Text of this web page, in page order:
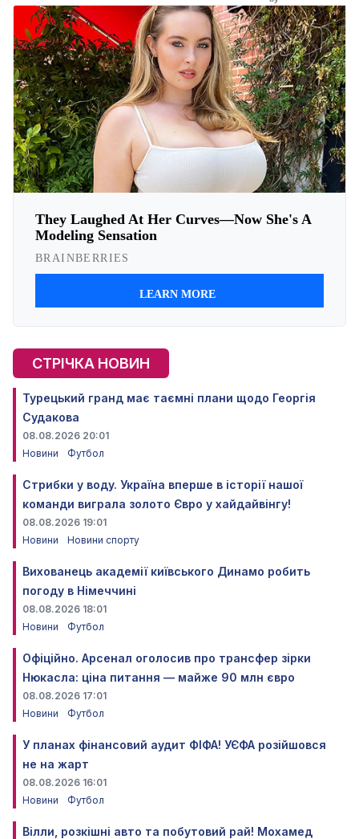
СТРІЧКА НОВИН
Турецький гранд має таємні плани щодо Георгія
Судакова
08.08.2026 20:01
Новини
Футбол
Стрибки у воду. Україна вперше в історії нашої
команди виграла золото Євро у хайдайвінгу!
08.08.2026 19:01
Новини
Новини спорту
Вихованець академії київського Динамо робить
погоду в Німеччині
08.08.2026 18:01
Новини
Футбол
Офіційно. Арсенал оголосив про трансфер зірки
Нюкасла: ціна питання — майже 90 млн євро
08.08.2026 17:01
Новини
Футбол
У планах фінансовий аудит ФІФА! УЄФА розійшовся
не на жарт
08.08.2026 16:01
Новини
Футбол
Вілли, розкішні авто та побутовий рай! Мохамед